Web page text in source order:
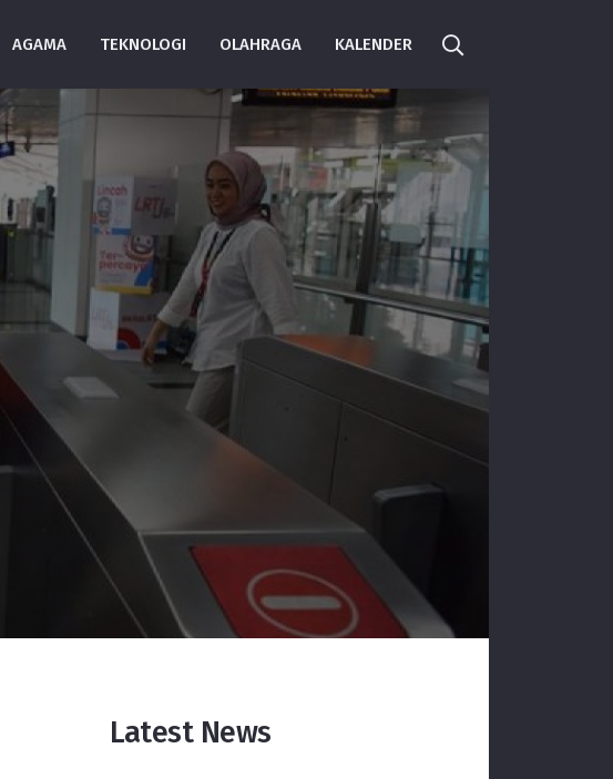
AGAMA TEKNOLOGI OLAHRAGA KALENDER
Latest News